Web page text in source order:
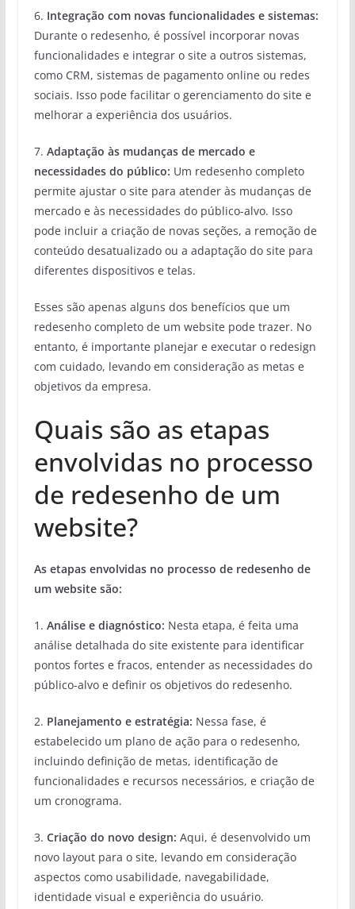
6. Integração com novas funcionalidades e sistemas:
Durante o redesenho, é possível incorporar novas
funcionalidades e integrar o site a outros sistemas,
como CRM, sistemas de pagamento online ou redes
sociais. Isso pode facilitar o gerenciamento do site e
melhorar a experiência dos usuários.
7. Adaptação às mudanças de mercado e
necessidades do público: Um redesenho completo
permite ajustar o site para atender às mudanças de
mercado e às necessidades do público-alvo. Isso
pode incluir a criação de novas seções, a remoção de
conteúdo desatualizado ou a adaptação do site para
diferentes dispositivos e telas.
Esses são apenas alguns dos benefícios que um
redesenho completo de um website pode trazer. No
entanto, é importante planejar e executar o redesign
com cuidado, levando em consideração as metas e
objetivos da empresa.
Quais são as etapas
envolvidas no processo
de redesenho de um
website?
As etapas envolvidas no processo de redesenho de
um website são:
1. Análise e diagnóstico: Nesta etapa, é feita uma
análise detalhada do site existente para identificar
pontos fortes e fracos, entender as necessidades do
público-alvo e definir os objetivos do redesenho.
2. Planejamento e estratégia: Nessa fase, é
estabelecido um plano de ação para o redesenho,
incluindo definição de metas, identificação de
funcionalidades e recursos necessários, e criação de
um cronograma.
3. Criação do novo design: Aqui, é desenvolvido um
novo layout para o site, levando em consideração
aspectos como usabilidade, navegabilidade,
identidade visual e experiência do usuário.